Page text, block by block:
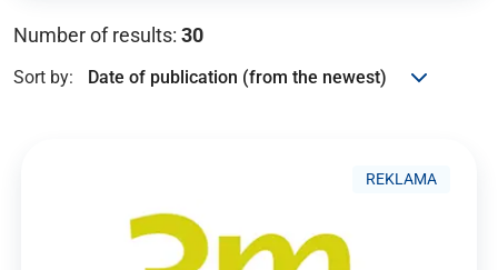
Number of results: 30
Sort by:
REKLAMA